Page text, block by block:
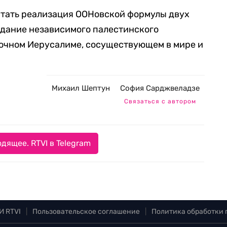
реализация ООНовской формулы двух
независимого палестинского
Иерусалиме, сосуществующем в мире и
Михаил Шептун София Сарджвеладзе
Связаться с автором
RTVI в Telegram
RTVI Пользовательское соглашение Политика